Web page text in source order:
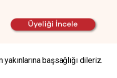
başsağlığı dileriz.